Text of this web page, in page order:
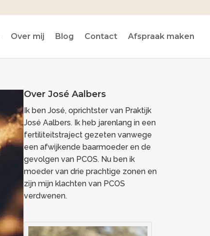
Over mij Blog Contact Afspraak maken
Over José Aalbers
Ik ben José, oprichtster van Praktijk
José Aalbers. Ik heb jarenlang in een
fertiliteitstraject gezeten vanwege
een afwijkende baarmoeder en de
gevolgen van PCOS. Nu ben ik
moeder van drie prachtige zonen en
zijn mijn klachten van PCOS
verdwenen.